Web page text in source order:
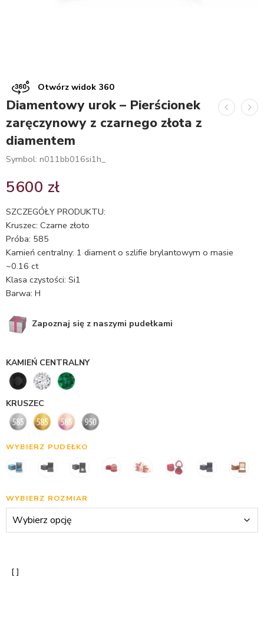
Otwórz widok 360
Diamentowy urok – Pierścionek
zaręczynowy z czarnego złota z
diamentem
Symbol: n011bb016si1h_
5600 zł
SZCZEGÓŁY PRODUKTU:
Kruszec: Czarne złoto
Próba: 585
Kamień centralny: 1 diament o szlifie brylantowym o masie
~0.16 ct
Klasa czystości: Si1
Barwa: H
Zapoznaj się z naszymi pudełkami
KAMIEŃ CENTRALNY
KRUSZEC
WYBIERZ PUDEŁKO
WYBIERZ ROZMIAR